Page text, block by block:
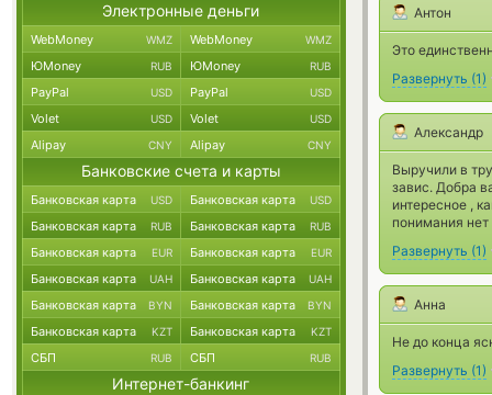
Антон
Это
Развернуть (1)
Александр
Выручили в
завис. Добра
интересное ,
понимания
Развернуть (1)
Анна
Не до конца
Развернуть (1)
Электронные деньги
WebMoney WMZ WebMoney WMZ
ЮMoney RUB ЮMoney RUB
PayPal USD PayPal USD
Volet USD Volet USD
Alipay CNY Alipay CNY
Банковские счета и карты
Банковская карта USD Банковская карта USD
Банковская карта RUB Банковская карта RUB
Банковская карта EUR Банковская карта EUR
Банковская карта UAH Банковская карта UAH
Банковская карта BYN Банковская карта BYN
Банковская карта KZT Банковская карта KZT
СБП RUB СБП RUB
Интернет-банкинг